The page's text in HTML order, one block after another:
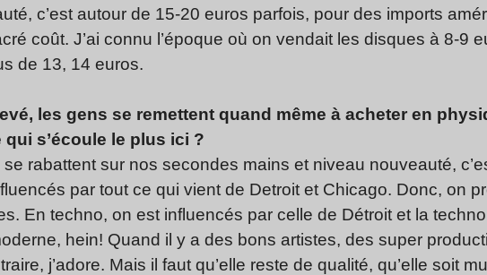
c’est autour de 15-20 euros parfois, pour des imports
coût. J’ai connu l’époque où on vendait les disques à 8-9
de 13, 14 euros.
les gens se remettent quand même à acheter en
qui s’écoule le plus ici ?
rabattent sur nos secondes mains et niveau nouveauté,
par tout ce qui vient de Detroit et Chicago. Donc, on
En techno, on est influencés par celle de Détroit et la
hein! Quand il y a des bons artistes, des super
j’adore. Mais il faut qu’elle reste de qualité, qu’elle soit